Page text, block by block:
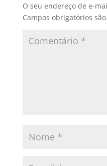
O seu endereço de e-
Campos obrigatórios